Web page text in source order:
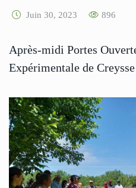
Juin 30, 2023 896
Après-midi Portes
Expérimentale de